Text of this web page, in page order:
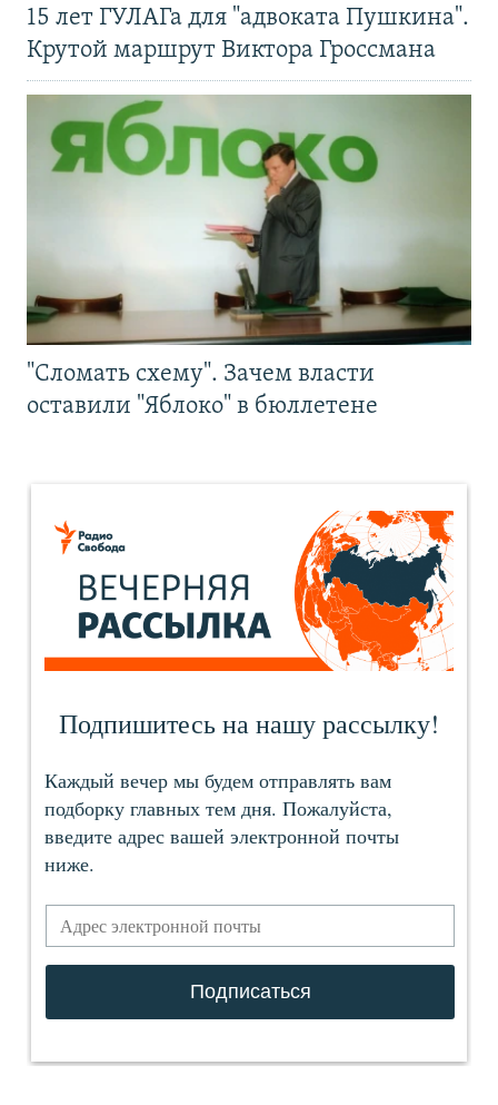
15 лет ГУЛАГа для "адвоката Пушкина".
Крутой маршрут Виктора Гроссмана
"Сломать схему". Зачем власти
оставили "Яблоко" в бюллетене